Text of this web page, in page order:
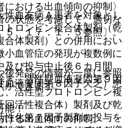
血友病Ａ患者を対象とし
トロンビン複合体製剤（乾
合体製剤）との併用におい
血管症の発現が複数例に
及び投与中止後６カ月間
き、活性型血液凝固第９因
、活性型プロトロンビン複
回活性複合体）製剤及び乾
性化第７因子製剤の投与を
おける出血傾向の抑制〉
の状態を考慮して、適切な
５、１７．１．５参照〕。
液凝固第８因子欠乏）患
る出血傾向の抑制。
後発品の情報が一度に参照
ができます。
能！